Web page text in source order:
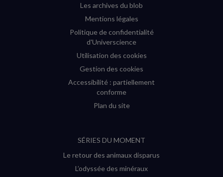
Les archives du blob
Mentions légales
Politique de confidentialité
d'Universcience
Utilisation des cookies
Gestion des cookies
Accessibilité : partiellement
conforme
Plan du site
SÉRIES DU MOMENT
Le retour des animaux disparus
L’odyssée des minéraux